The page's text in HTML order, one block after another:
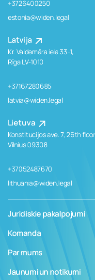
+3726400250
estonia@widen.legal
Latvija
Kr. Valdemāra iela 33-1,
Rīga LV-1010
+37167280685
latvia@widen.legal
Lietuva
Konstitucijos ave. 7, 26th floor
Vilnius 09308
+37052487670
lithuania@widen.legal
Juridiskie pakalpojumi
Komanda
Par mums
Jaunumi un notikumi